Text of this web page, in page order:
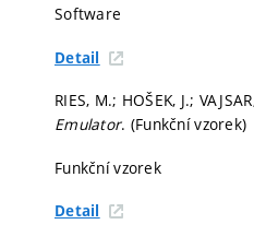
Software
Detail
RIES, M.; HOŠEK, J.;
Emulator. (Funkční vzorek)
Funkční vzorek
Detail